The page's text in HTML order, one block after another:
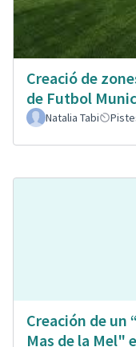
Creació de
de Futbol
Natalia Tabi
Creación de un
Mas de la Mel"